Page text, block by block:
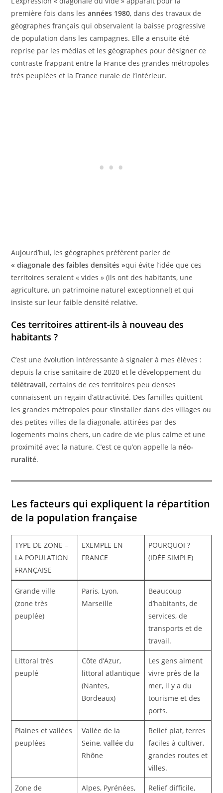
première fois dans lesannées 1980, dans des travaux de
géographes français qui observaient la baisse progressive
de population dans les campagnes. Elle a ensuite été
reprise par les médias et les géographes pour désigner ce
contraste frappant entre la France des grandes métropoles
très peuplées et la France rurale de l’intérieur.
Aujourd’hui, les géographes préfèrent parler de
« diagonale des faibles densités »qui évite l’idée que ces
territoires seraient « vides » (ils ont des habitants, une
agriculture, un patrimoine naturel exceptionnel) et qui
insiste sur leur faible densité relative.
Ces territoires attirent-ils à nouveau des
habitants ?
C’est une évolution intéressante à signaler à mes élèves :
depuis la crise sanitaire de 2020 et le développement du
télétravail, certains de ces territoires peu denses
connaissent un regain d’attractivité. Des familles quittent
les grandes métropoles pour s’installer dans des villages ou
des petites villes de la diagonale, attirées par des
logements moins chers, un cadre de vie plus calme et une
proximité avec la nature. C’est ce qu’on appelle la néo-
ruralité.
Les facteurs qui expliquent la répartition
de la population française
TYPE DE ZONE –
LA POPULATION
FRANÇAISE
EXEMPLE EN
FRANCE
POURQUOI ?
(IDÉE SIMPLE)
Grande ville
(zone très
peuplée)
Paris, Lyon,
Marseille ​
Beaucoup
d’habitants, de
services, de
transports et de
travail. ​
Littoral très
peuplé
Côte d’Azur,
littoral atlantique
(Nantes,
Bordeaux)
Les gens aiment
vivre près de la
mer, il y a du
tourisme et des
ports.
Plaines et vallées
peuplées
Vallée de la
Seine, vallée du
Rhône
Relief plat, terres
faciles à cultiver,
grandes routes et
villes.
Zone de
Alpes, Pyrénées,
Relief difficile,